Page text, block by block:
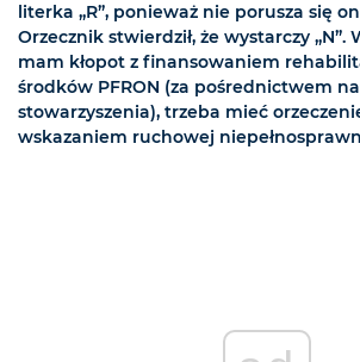
literka „R”, ponieważ nie porusza się
Orzecznik stwierdził, że wystarczy „N”.
mam kłopot z finansowaniem
środków PFRON (za pośrednictwem
stowarzyszenia), trzeba mieć
wskazaniem ruchowej